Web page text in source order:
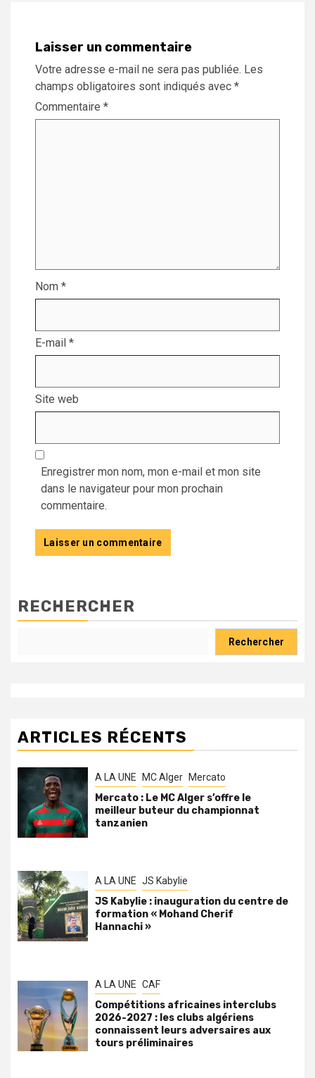
Laisser un commentaire
Votre adresse e-mail ne sera pas publiée. Les
champs obligatoires sont indiqués avec *
Commentaire *
Nom *
E-mail *
Site web
Enregistrer mon nom, mon e-mail et mon site
dans le navigateur pour mon prochain
commentaire.
RECHERCHER
Rechercher
ARTICLES RÉCENTS
A LA UNE MC Alger Mercato
Mercato : Le MC Alger s’offre le
meilleur buteur du championnat
tanzanien
A LA UNE JS Kabylie
JS Kabylie : inauguration du centre de
formation « Mohand Cherif
Hannachi »
A LA UNE CAF
Compétitions africaines interclubs
2026-2027 : les clubs algériens
connaissent leurs adversaires aux
tours préliminaires